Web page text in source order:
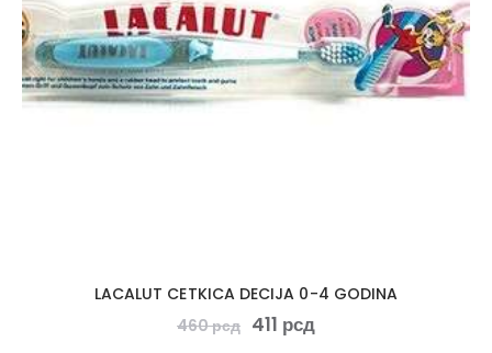
LACALUT CETKICA DECIJA 0-4 GODINA
460рсд 411 рсд